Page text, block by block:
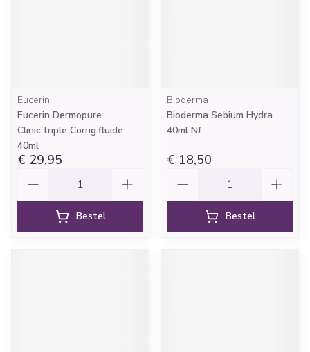
Eucerin
Eucerin Dermopure
Clinic.triple Corrig.fluide
40ml
€ 29,95
Bestel
Bioderma
Bioderma Sebium Hydra
40ml Nf
€ 18,50
Bestel